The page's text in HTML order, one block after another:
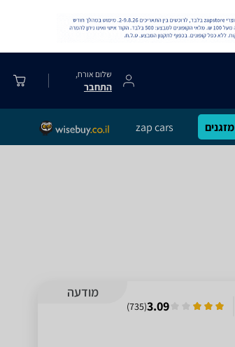
שלום אורח,
התחבר
מזגנים zap cars
מודעה
3.09
(
735
)